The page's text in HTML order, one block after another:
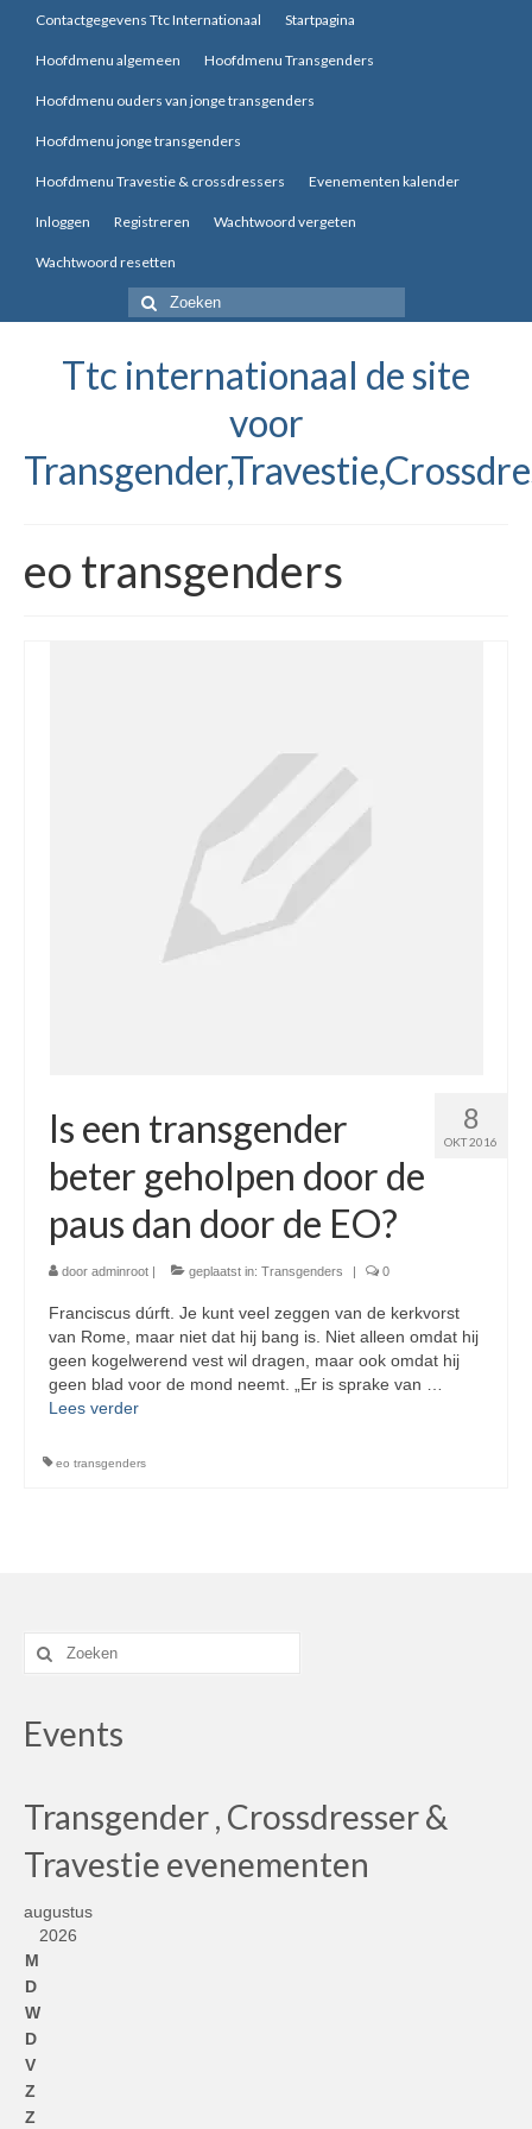
Contactgegevens Ttc Internationaal Startpagina
Hoofdmenu algemeen Hoofdmenu Transgenders
Hoofdmenu ouders van jonge transgenders
Hoofdmenu jonge transgenders
Hoofdmenu Travestie & crossdressers Evenementen kalender
Inloggen Registreren Wachtwoord vergeten
Wachtwoord resetten
Zoek
naar:
Ttc internationaal de site
voor
eo transgenders
8
OKT 2016
Is een transgender
beter geholpen door de
paus dan door de EO?
door adminroot | geplaatst in: Transgenders | 0
Franciscus dúrft. Je kunt veel zeggen van de kerkvorst
van Rome, maar niet dat hij bang is. Niet alleen omdat hij
geen kogelwerend vest wil dragen, maar ook omdat hij
geen blad voor de mond neemt. „Er is sprake van …
Lees verder
eo transgenders
Zoek
naar:
Events
Transgender , Crossdresser &
Travestie evenementen
augustus
2026
M
D
W
D
V
Z
Z